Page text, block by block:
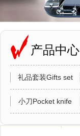
产品中心
礼品套装Gifts set
小刀Pocket knife